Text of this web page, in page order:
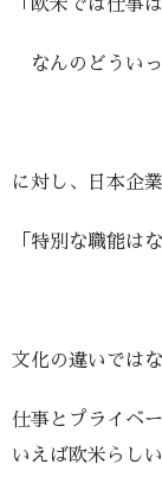
「欧米では仕事
なんのどういっ
に対し、日本企
「特別な職能は
文化の違いでは
仕事とプライベ
いえば欧米らし